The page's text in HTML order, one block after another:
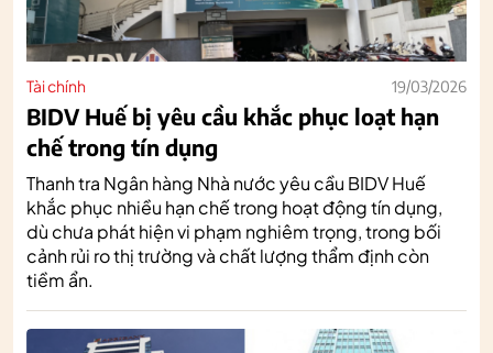
Tài chính 19/03/2026
BIDV Huế bị yêu cầu khắc phục loạt hạn
chế trong tín dụng
Thanh tra Ngân hàng Nhà nước yêu cầu BIDV Huế
khắc phục nhiều hạn chế trong hoạt động tín dụng,
dù chưa phát hiện vi phạm nghiêm trọng, trong bối
cảnh rủi ro thị trường và chất lượng thẩm định còn
tiềm ẩn.